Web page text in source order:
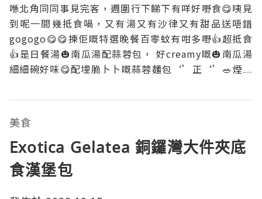
喺北角同同事見完客，週圍行下睇下有咩好嘢食😋咦見
到呢一間幾抵食喎，又有湯又有沙律又有甜品送唔錯
gogogo😋😋揀佢嘅特選晚餐百零蚊有咁多嘢👍超抵食
👍是日餐湯🎃南瓜湯配蒜蓉包， 好creamy嘅🎃南瓜湯
細細碗好味😋配埋脆卜卜嘅蒜蓉麵包‘’正‘’🥗煙三
👏👏🥗🥓風乾巴馬火腿雜菜沙律白馬火腿真係好好味呀
👍👍燒栗飼法式豬鞍配芒果莎莎醬拼烤焗忌廉芝士薯及
燒
美食
Exotica Gelatea 銅鑼灣大件夾底
食漢堡包